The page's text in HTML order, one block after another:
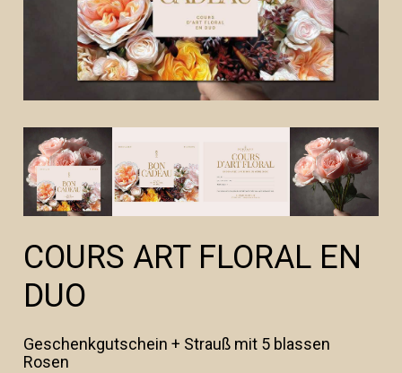
COURS ART FLORAL EN
DUO
Geschenkgutschein + Strauß mit 5 blassen
Rosen